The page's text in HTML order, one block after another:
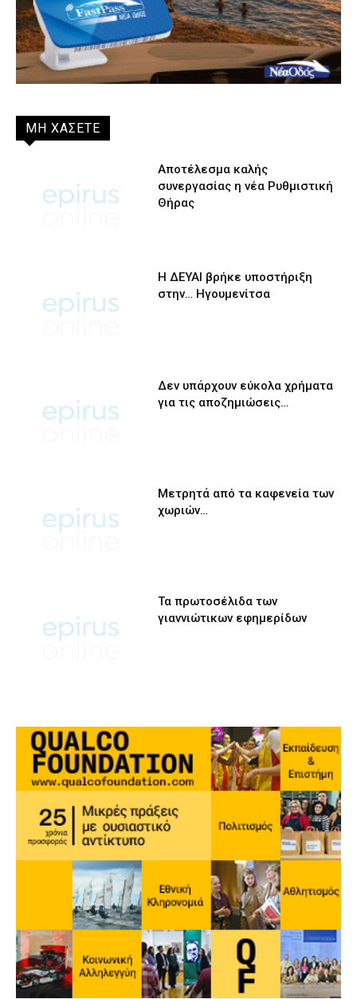
ΜΗ ΧΑΣΕΤΕ
Αποτέλεσμα καλής
συνεργασίας η νέα Ρυθμιστική
Θήρας
Η ΔΕΥΑΙ βρήκε υποστήριξη
στην… Ηγουμενίτσα
Δεν υπάρχουν εύκολα χρήματα
για τις αποζημιώσεις…
Μετρητά από τα καφενεία των
χωριών…
Τα πρωτοσέλιδα των
γιαννιώτικων εφημερίδων